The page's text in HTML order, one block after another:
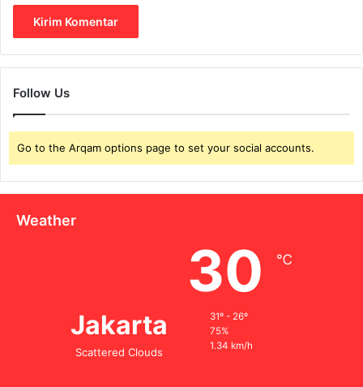
Follow Us
Go to the Arqam options page to set your social accounts.
Weather
Jakarta
Scattered Clouds
30 ℃
31º - 26º
75%
1.34 km/h